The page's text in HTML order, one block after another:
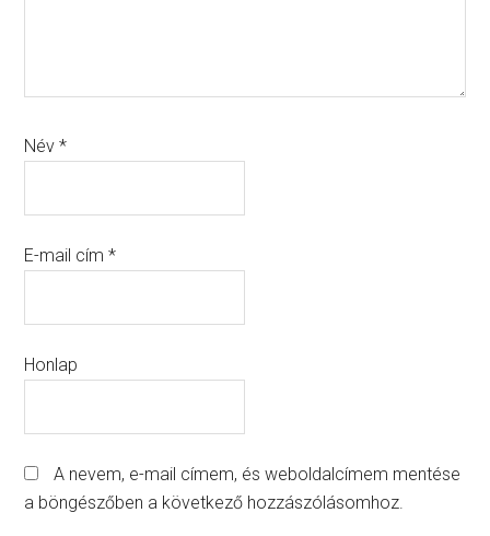
Név*
E-mail cím*
Honlap
A nevem, e-mail címem, és weboldalcímem mentése
a böngészőben a következő hozzászólásomhoz.